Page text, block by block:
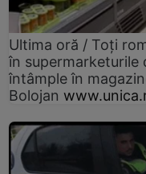
Ultima oră / Toți
în supermarketurile
întâmple în
Bolojan